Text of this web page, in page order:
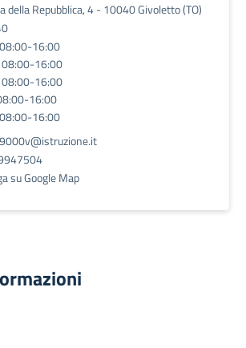
della Repubblica, 4 - 10040 Givoletto (TO)
08:00-16:00
08:00-16:00
08:00-16:00
16:00
08:00-16:00
su Google Map